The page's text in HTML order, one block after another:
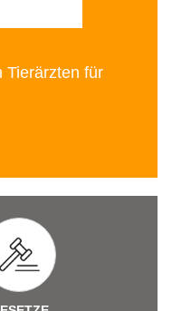
Tierärzten für